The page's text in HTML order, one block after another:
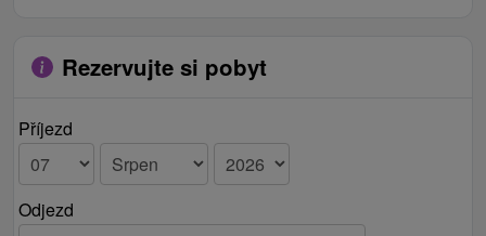
Rezervujte si pobyt
Příjezd
Odjezd